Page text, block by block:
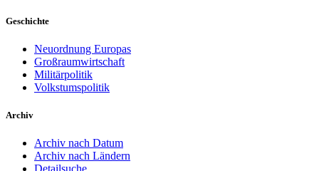
Geschichte
Neuordnung Europas
Großraumwirtschaft
Militärpolitik
Volkstumspolitik
Archiv
Archiv nach Datum
Archiv nach Ländern